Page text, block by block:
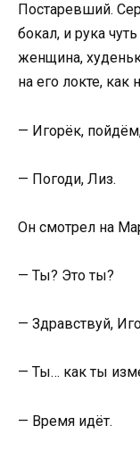
Постаревший.
бокал, и рука
женщина,
на его локте, как
— Игорёк,
— Погоди, Лиз.
Он смотрел на
— Ты? Это ты?
— Здравствуй,
— Ты… как ты
— Время идёт.